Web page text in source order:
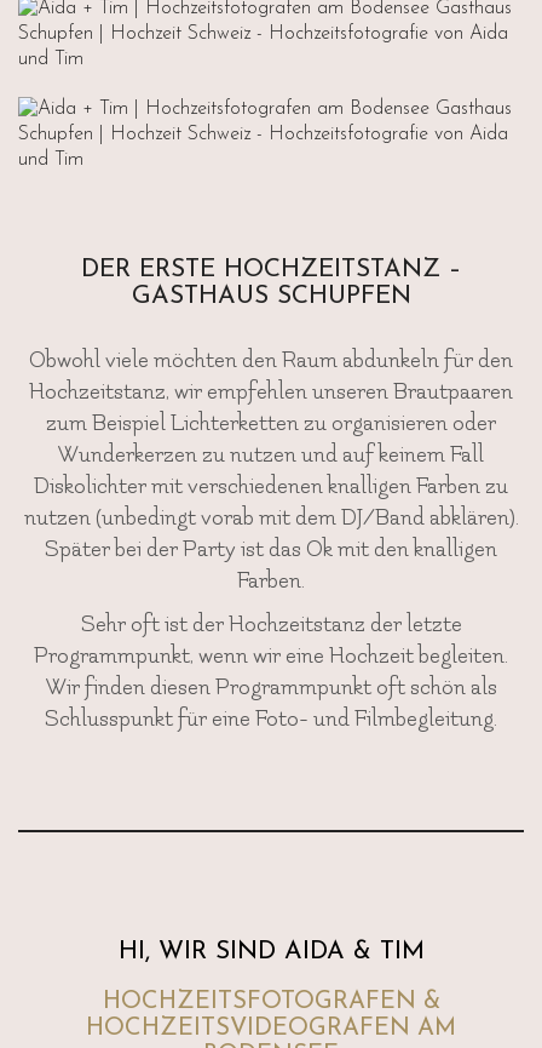
DER ERSTE HOCHZEITSTANZ –
GASTHAUS SCHUPFEN
Obwohl viele möchten den Raum abdunkeln für den
Hochzeitstanz, wir empfehlen unseren Brautpaaren
zum Beispiel Lichterketten zu organisieren oder
Wunderkerzen zu nutzen und auf keinem Fall
Diskolichter mit verschiedenen knalligen Farben zu
nutzen (unbedingt vorab mit dem DJ/Band abklären).
Später bei der Party ist das Ok mit den knalligen
Farben.
Sehr oft ist der Hochzeitstanz der letzte
Programmpunkt, wenn wir eine Hochzeit begleiten.
Wir finden diesen Programmpunkt oft schön als
Schlusspunkt für eine Foto- und Filmbegleitung.
HI, WIR SIND AIDA & TIM
HOCHZEITSFOTOGRAFEN &
HOCHZEITSVIDEOGRAFEN AM